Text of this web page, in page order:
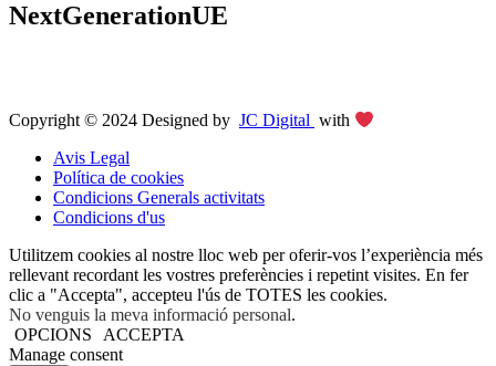
NextGenerationUE
Copyright © 2024 Designed by JC Digital with
Avis Legal
Política de cookies
Condicions Generals activitats
Condicions d'us
Utilitzem cookies al nostre lloc web per oferir-vos l’experiència més
rellevant recordant les vostres preferències i repetint visites. En fer
clic a "Accepta", accepteu l'ús de TOTES les cookies.
No venguis la meva informació personal.
OPCIONS
ACCEPTA
Manage consent